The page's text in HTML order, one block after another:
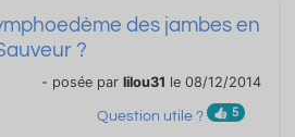
des jambes en
?
- posée par lilou31 le 08/12/2014
Question utile ? 5